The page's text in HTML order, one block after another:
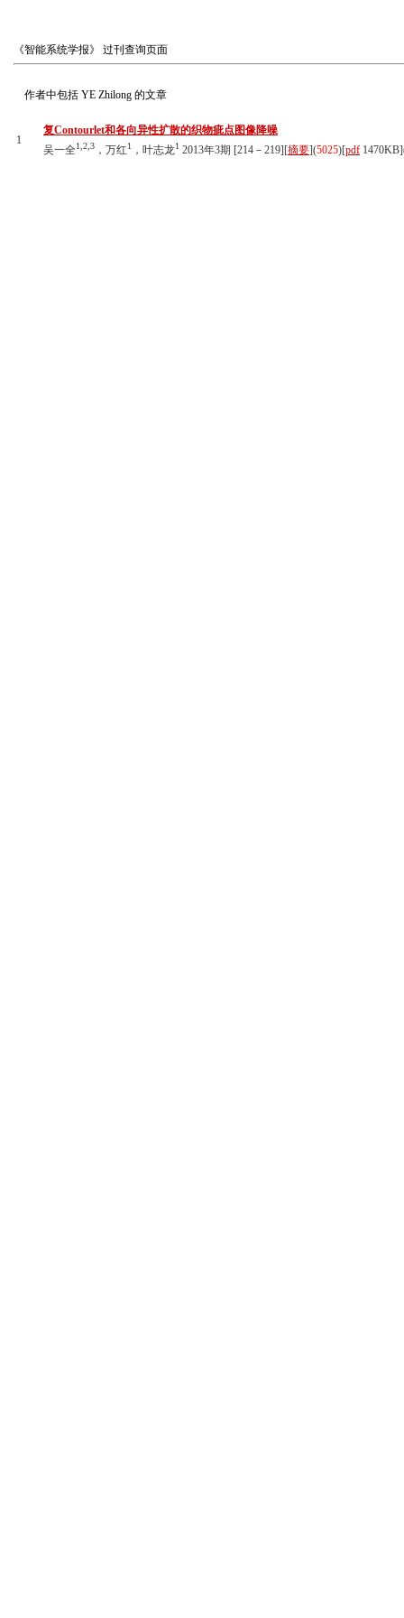
《智能系统学报》 过刊查询页面
作者中包括 YE Zhilong 的文章
1
复Contourlet和各向异性扩散的织物疵点图像降噪
吴一全1,2,3 ，万红1 ，叶志龙1 2013年3期 [214－219][摘要](5025)[pdf 1470KB]